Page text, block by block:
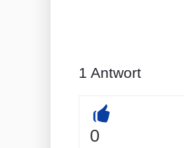
1 Antwort
+
0